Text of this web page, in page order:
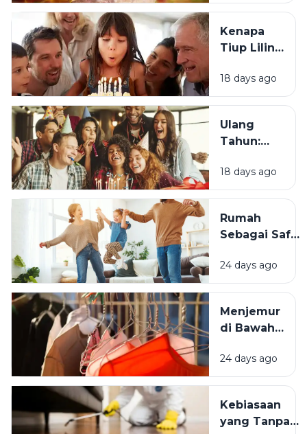
Berawal?
Kenapa
Tiup Lilin
Tradisi
Saat Ulang
18 days ago
Ulang
Tahun:
Momen
Bertambah
Terasa
Istimewa?
18 days ago
Rumah
Sebagai Safe
Mengapa
Lingkungan
Tinggal yang
Bersih
Kesejahteraan
Kita?
24 days ago
Menjemur
di Bawah
atau Di
Tempat
Mana yang
Lebih
24 days ago
Kebiasaan
yang Tanpa